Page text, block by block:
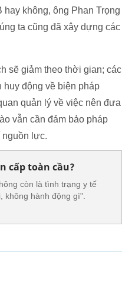
không, ông Phan Trọng
ta cũng đã xây dựng các
sẽ giảm theo thời gian; các
huy động về biện pháp
quản lý về việc nên đưa
vẫn cần đảm bảo pháp
nguồn lực.
cấp toàn cầu?
còn là tình trạng y tế
không hành động gì".